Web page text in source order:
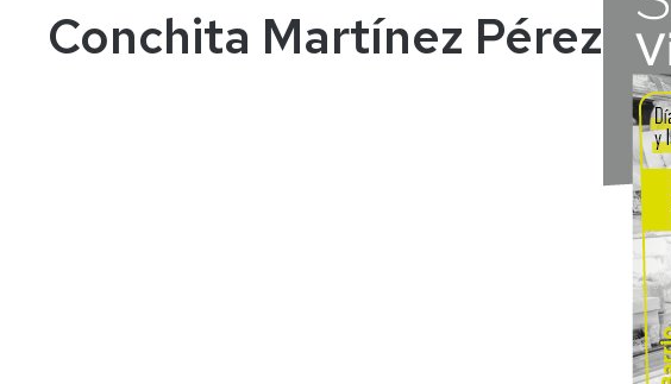
Conchita Martínez Pérez